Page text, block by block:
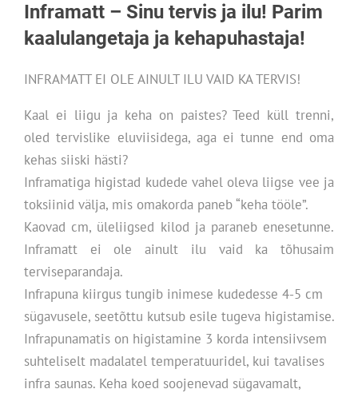
Inframatt – Sinu tervis ja ilu! Parim
kaalulangetaja ja kehapuhastaja!
INFRAMATT EI OLE AINULT ILU VAID KA TERVIS!
Kaal ei liigu ja keha on paistes? Teed küll trenni,
oled tervislike eluviisidega, aga ei tunne end oma
kehas siiski hästi?
Inframatiga higistad kudede vahel oleva liigse vee ja
toksiinid välja, mis omakorda paneb “keha tööle”.
Kaovad cm, üleliigsed kilod ja paraneb enesetunne.
Inframatt ei ole ainult ilu vaid ka tõhusaim
terviseparandaja.
Infrapuna kiirgus tungib inimese kudedesse 4-5 cm
sügavusele, seetõttu kutsub esile tugeva higistamise.
Infrapunamatis on higistamine 3 korda intensiivsem
suhteliselt madalatel temperatuuridel, kui tavalises
infra saunas. Keha koed soojenevad sügavamalt,